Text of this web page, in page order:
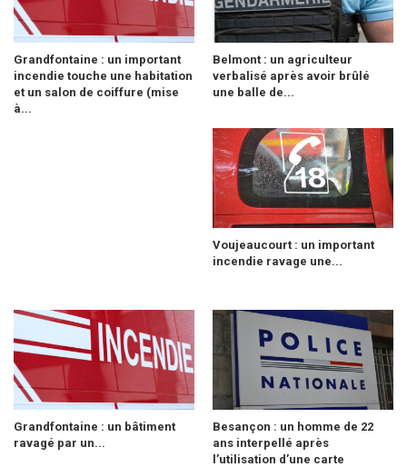
Grandfontaine : un important
incendie touche une habitation
et un salon de coiffure (mise
à...
Belmont : un agriculteur
verbalisé après avoir brûlé
une balle de...
Voujeaucourt : un important
incendie ravage une...
Grandfontaine : un bâtiment
ravagé par un...
Besançon : un homme de 22
ans interpellé après
l’utilisation d’une carte